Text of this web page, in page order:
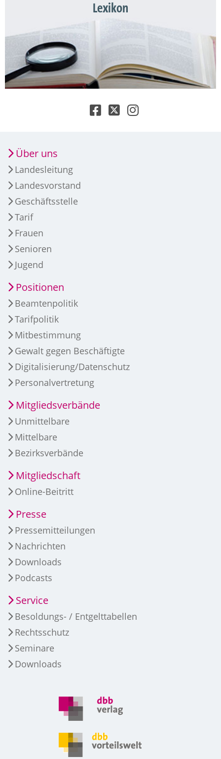
Lexikon
Über uns
Landesleitung
Landesvorstand
Geschäftsstelle
Tarif
Frauen
Senioren
Jugend
Positionen
Beamtenpolitik
Tarifpolitik
Mitbestimmung
Gewalt gegen Beschäftigte
Digitalisierung/Datenschutz
Personalvertretung
Mitgliedsverbände
Unmittelbare
Mittelbare
Bezirksverbände
Mitgliedschaft
Online-Beitritt
Presse
Pressemitteilungen
Nachrichten
Downloads
Podcasts
Service
Besoldungs- / Entgelttabellen
Rechtsschutz
Seminare
Downloads